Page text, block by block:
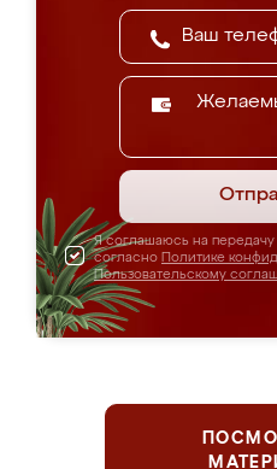
Я соглашаюсь на
согласно Политике
Пользовательскому